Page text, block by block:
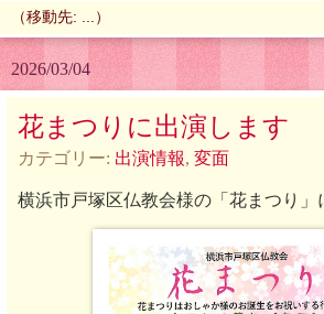
2026/03/04
花まつりに出演します
カテゴリー: 出演情報, 変面
横浜市戸塚区仏教会様の「花まつり」